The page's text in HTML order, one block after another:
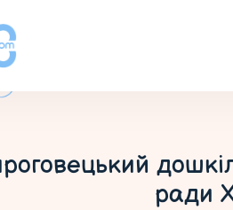
ради